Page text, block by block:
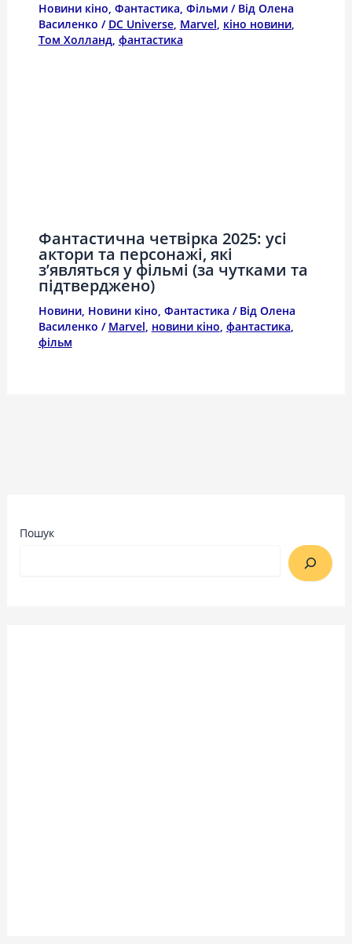
Новини кіно, Фантастика, Фільми/ Від Олена
Василенко / DC Universe, Marvel, кіно новини,
Том Холланд, фантастика
Фантастична четвірка 2025: усі
актори та персонажі, які
з’являться у фільмі (за чутками та
підтверджено)
Новини, Новини кіно Фантастика / Від Олена
Василенко / Marvel новини кіно фантастика
фільм
Пошук